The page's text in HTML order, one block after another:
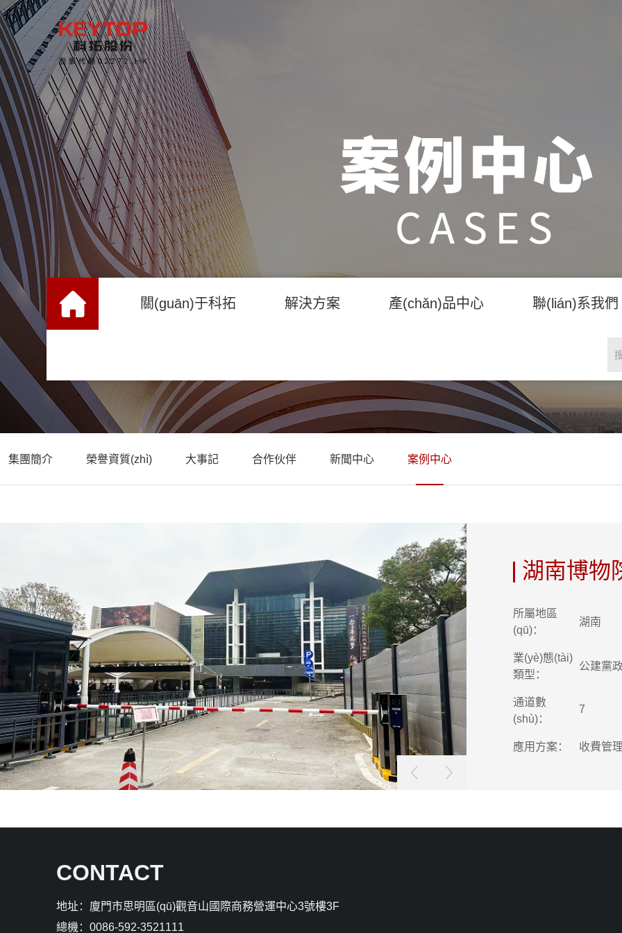
關(guān)于科拓 解決方案 產(chǎn)品中心 聯(lián)系我們
集團簡介 榮譽資質(zhì) 大事記 合作伙伴 新聞中心 案例中心
湖南博物
所屬地區
(qū)：
湖南
業(yè)態(tài)
類型：
公建黨
通道數
(shù)：
7
應用方案： 收費管
CONTACT
地址：廈門市思明區(qū)觀音山國際商務營運中心3號樓3F
總機：0086-592-3521111